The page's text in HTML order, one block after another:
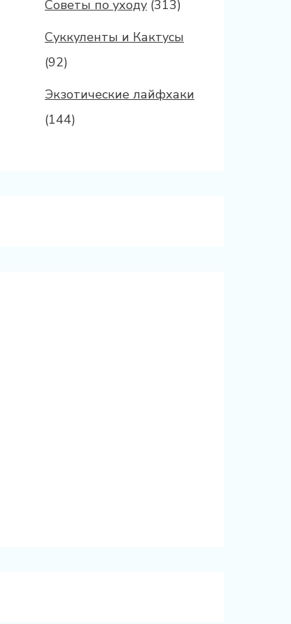
Советы по уходу (313)
Суккуленты и Кактусы
(92)
Экзотические лайфхаки
(144)